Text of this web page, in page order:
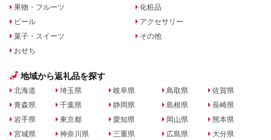
果物・フルーツ
ビール
菓子・スイーツ
おせち
化粧品
アクセサリー
その他
地域から返礼品を探す
北海道
青森県
岩手県
宮城県
埼玉県
千葉県
東京都
神奈川県
岐阜県
静岡県
愛知県
三重県
鳥取県
島根県
岡山県
広島県
佐賀県
長崎県
熊本県
大分県